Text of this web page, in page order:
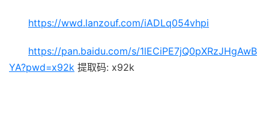
https://wwd.lanzouf.com/iADLq054vhpi
https://pan.baidu.com/s/1lECiPE7jQ0pXRzJHgAwB
YA?pwd=x92k 提取码: x92k